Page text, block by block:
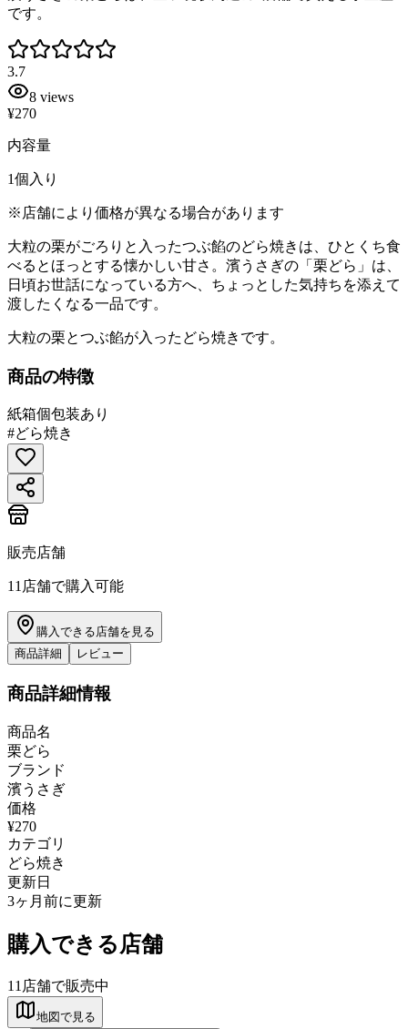
です。
3.7
8 views
¥270
内容量
1個入り
※店舗により価格が異なる場合があります
大粒の栗がごろりと入ったつぶ餡のどら焼きは、ひとくち食
べるとほっとする懐かしい甘さ。濱うさぎの「栗どら」は、
日頃お世話になっている方へ、ちょっとした気持ちを添えて
渡したくなる一品です。
大粒の栗とつぶ餡が入ったどら焼きです。
商品の特徴
紙箱個包装あり
#どら焼き
販売店舗
11 店舗で購入可能
購入できる店舗を見る
商品詳細
レビュー
商品詳細情報
商品名
栗どら
ブランド
濱うさぎ
価格
¥270
カテゴリ
どら焼き
更新日
3ヶ月前に更新
購入できる店舗
11 店舗で販売中
地図で見る